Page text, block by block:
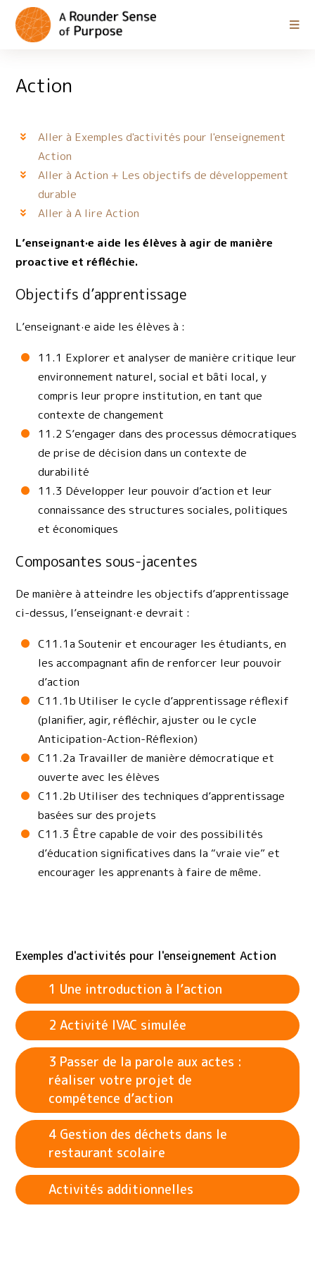
Action
Aller à Exemples d'activités pour l'enseignement
Action
Aller à Action + Les objectifs de développement
durable
Aller à A lire Action
L’enseignant·e aide les élèves à agir de manière
proactive et réfléchie.
Objectifs d’apprentissage
L’enseignant·e aide les élèves à :
11.1 Explorer et analyser de manière critique leur
environnement naturel, social et bâti local, y
compris leur propre institution, en tant que
contexte de changement
11.2 S’engager dans des processus démocratiques
de prise de décision dans un contexte de
durabilité
11.3 Développer leur pouvoir d’action et leur
connaissance des structures sociales, politiques
et économiques
Composantes sous-jacentes
De manière à atteindre les objectifs d’apprentissage
ci-dessus, l’enseignant·e devrait :
C11.1a Soutenir et encourager les étudiants, en
les accompagnant afin de renforcer leur pouvoir
d’action
C11.1b Utiliser le cycle d’apprentissage réflexif
(planifier, agir, réfléchir, ajuster ou le cycle
Anticipation-Action-Réflexion)
C11.2a Travailler de manière démocratique et
ouverte avec les élèves
C11.2b Utiliser des techniques d’apprentissage
basées sur des projets
C11.3 Être capable de voir des possibilités
d’éducation significatives dans la “vraie vie” et
encourager les apprenants à faire de même.
Exemples d'activités pour l'enseignement Action
1 Une introduction à l’action
2 Activité IVAC simulée
3 Passer de la parole aux actes :
réaliser votre projet de
compétence d’action
4 Gestion des déchets dans le
restaurant scolaire
Activités additionnelles